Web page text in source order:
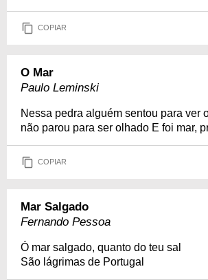
COPIAR
O Mar
Paulo Leminski
Nessa pedra alguém sentou para ver
não parou para ser olhado E foi mar,
COPIAR
Mar Salgado
Fernando Pessoa
Ó mar salgado, quanto do teu sal
São lágrimas de Portugal